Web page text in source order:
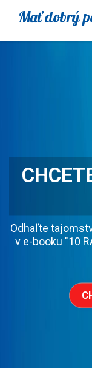
Odhaľte
v e-booku "10
Mať dobrý